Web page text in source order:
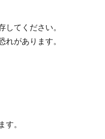
してください。
れがあります。
す。